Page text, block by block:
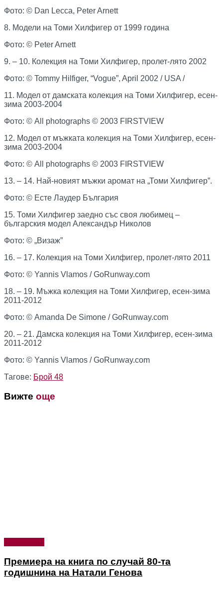
Фото: © Dan Lecca, Peter Arnett
8. Модели на Томи Хилфигер от 1999 година
Фото: © Peter Arnett
9. – 10. Колекция на Томи Хилфигер, пролет-лято 2002
Фото: © Tommy Hilfiger, “Vogue”, April 2002 / USA /
11. Модел от дамската колекция на Томи Хилфигер, есен-
зима 2003-2004
Фото: © All photographs © 2003 FIRSTVIEW
12. Модел от мъжката колекция на Томи Хилфигер, есен-
зима 2003-2004
Фото: © All photographs © 2003 FIRSTVIEW
13. – 14. Най-новият мъжки аромат на „Томи Хилфигер”.
Фото: © Есте Лаудер България
15. Томи Хилфигер заедно със своя любимец –
българския модел Александър Николов
Фото: © „Визаж”
16. – 17. Колекция на Томи Хилфигер, пролет-лято 2011
Фото: © Yannis Vlamos / GoRunway.com
18. – 19. Мъжка колекция на Томи Хилфигер, есен-зима
2011-2012
Фото: © Amanda De Simone / GoRunway.com
20. – 21. Дамска колекция на Томи Хилфигер, есен-зима
2011-2012
Фото: © Yannis Vlamos / GoRunway.com
Тагове: Брой 48
Вижте още
Премиера на книга по случай 80-та
годишнина на Натали Генова